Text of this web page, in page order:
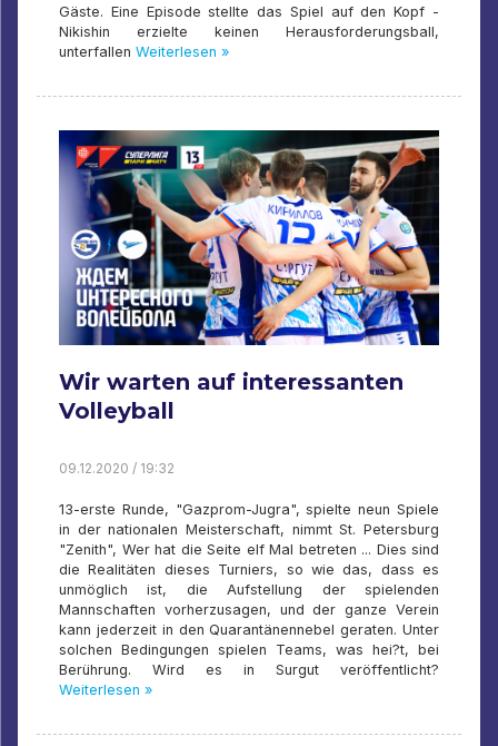
Gäste. Eine Episode stellte das Spiel auf den Kopf -
Nikishin erzielte keinen Herausforderungsball,
unterfallen Weiterlesen »
Wir warten auf interessanten
Volleyball
09.12.2020 / 19:32
13-erste Runde, "Gazprom-Jugra", spielte neun Spiele
in der nationalen Meisterschaft, nimmt St. Petersburg
"Zenith", Wer hat die Seite elf Mal betreten ... Dies sind
die Realitäten dieses Turniers, so wie das, dass es
unmöglich ist, die Aufstellung der spielenden
Mannschaften vorherzusagen, und der ganze Verein
kann jederzeit in den Quarantänennebel geraten. Unter
solchen Bedingungen spielen Teams, was hei?t, bei
Berührung. Wird es in Surgut veröffentlicht?
Weiterlesen »